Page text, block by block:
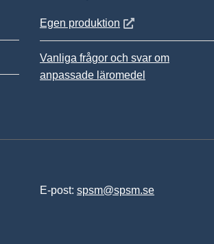
Egen produktion Öppnas i nytt fönster
Vanliga frågor och svar om
anpassade läromedel
E-post: spsm@spsm.se